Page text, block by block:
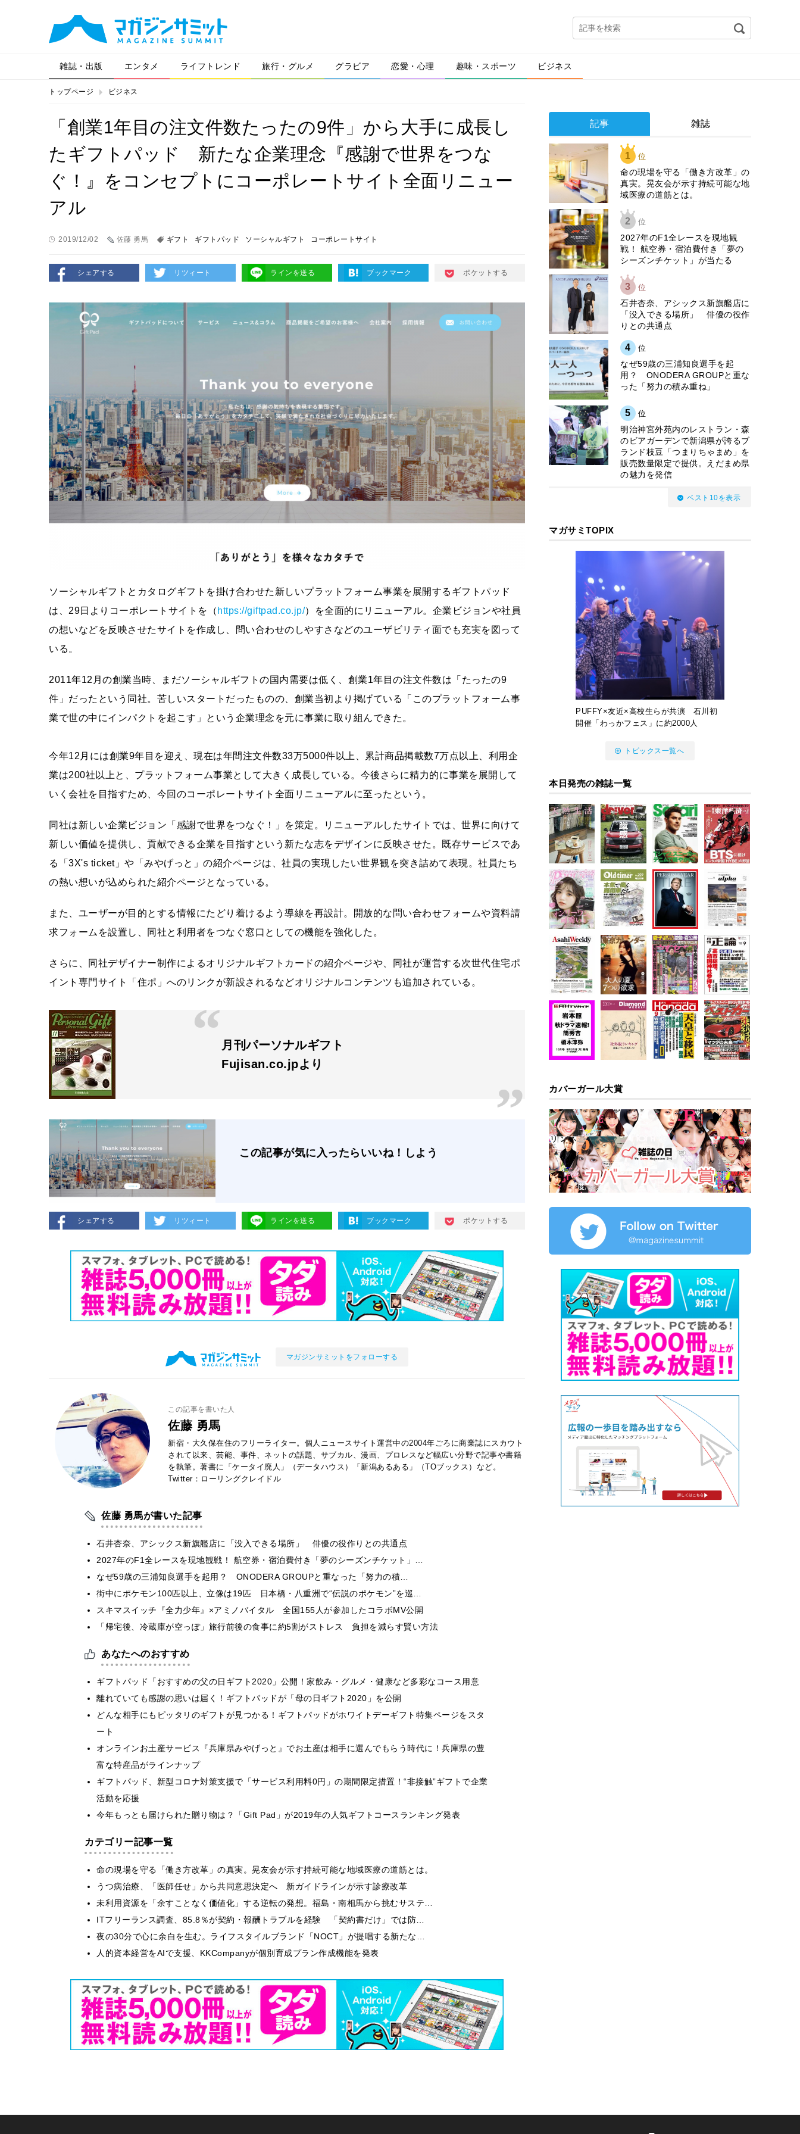
雑誌・出版 エンタメ ライフトレンド 旅行・グルメ グラビア 恋愛・心理 趣味・スポーツ ビジネス
トップページ ビジネス
「創業1年目の注文件数たったの9件」から大手に成長し
たギフトパッド 新たな企業理念『感謝で世界をつな
ぐ！』をコンセプトにコーポレートサイト全面リニュー
アル
2019/12/02 佐藤 勇馬 ギフト ギフトパッド ソーシャルギフト コーポレートサイト
シェアする リツィート ラインを送る ブックマーク ポケットする
ソーシャルギフトとカタログギフトを掛け合わせた新しいプラットフォーム事業を展開するギフトパッド
は、29日よりコーポレートサイトを（ https://giftpad.co.jp/）を全面的にリニューアル。企業ビジョンや社員
の想いなどを反映させたサイトを作成し、問い合わせのしやすさなどのユーザビリティ面でも充実を図って
いる。
2011年12月の創業当時、まだソーシャルギフトの国内需要は低く、創業1年目の注文件数は「たったの9
件」だったという同社。苦しいスタートだったものの、創業当初より掲げている「このプラットフォーム事
業で世の中にインパクトを起こす」という企業理念を元に事業に取り組んできた。
今年12月には創業9年目を迎え、現在は年間注文件数33万5000件以上、累計商品掲載数7万点以上、利用企
業は200社以上と、プラットフォーム事業として大きく成長している。今後さらに精力的に事業を展開して
いく会社を目指すため、今回のコーポレートサイト全面リニューアルに至ったという。
同社は新しい企業ビジョン「感謝で世界をつなぐ！」を策定。リニューアルしたサイトでは、世界に向けて
新しい価値を提供し、貢献できる企業を目指すという新たな志をデザインに反映させた。既存サービスであ
る「3X's ticket」や「みやげっと」の紹介ページは、社員の実現したい世界観を突き詰めて表現。社員たち
の熱い想いが込められた紹介ページとなっている。
また、ユーザーが目的とする情報にたどり着けるよう導線を再設計。開放的な問い合わせフォームや資料請
求フォームを設置し、同社と利用者をつなぐ窓口としての機能を強化した。
さらに、同社デザイナー制作によるオリジナルギフトカードの紹介ページや、同社が運営する次世代住宅ポ
イント専門サイト「住ポ」へのリンクが新設されるなどオリジナルコンテンツも追加されている。
月刊パーソナルギフト
Fujisan.co.jpより
この記事が気に入ったらいいね！しよう
シェアする リツィート ラインを送る ブックマーク ポケットする
マガジンサミットをフォローする
この記事を書いた人
佐藤 勇馬
新宿・大久保在住のフリーライター。個人ニュースサイト運営中の2004年ごろに商業誌にスカウト
されて以来、芸能、事件、ネットの話題、サブカル、漫画、プロレスなど幅広い分野で記事や書籍
を執筆。著書に「ケータイ廃人」（データハウス）「新潟あるある」（TOブックス）など。
Twitter：ローリングクレイドル
佐藤 勇馬が書いた記事
石井杏奈、アシックス新旗艦店に「没入できる場所」 俳優の役作りとの共通点
2027年のF1全レースを現地観戦！ 航空券・宿泊費付き「夢のシーズンチケット」…
なぜ59歳の三浦知良選手を起用？ ONODERA GROUPと重なった「努力の積…
街中にポケモン100匹以上、立像は19匹 日本橋・八重洲で“伝説のポケモン”を巡…
スキマスイッチ『全力少年』×アミノバイタル 全国155人が参加したコラボMV公開
「帰宅後、冷蔵庫が空っぽ」旅行前後の食事に約5割がストレス 負担を減らす賢い方法
あなたへのおすすめ
ギフトパッド「おすすめの父の日ギフト2020」公開！家飲み・グルメ・健康など多彩なコース用意
離れていても感謝の思いは届く！ギフトパッドが「母の日ギフト2020」を公開
どんな相手にもピッタリのギフトが見つかる！ギフトパッドがホワイトデーギフト特集ページをスタ
ート
オンラインお土産サービス『兵庫県みやげっと』でお土産は相手に選んでもらう時代に！兵庫県の豊
富な特産品がラインナップ
ギフトパッド、新型コロナ対策支援で「サービス利用料0円」の期間限定措置！“非接触”ギフトで企業
活動を応援
今年もっとも届けられた贈り物は？「Gift Pad」が2019年の人気ギフトコースランキング発表
カテゴリー記事一覧
​命の現場を守る「働き方改革」の真実。晃友会が示す持続可能な地域医療の道筋とは。
うつ病治療、「医師任せ」から共同意思決定へ 新ガイドラインが示す診療改革
​​未利用資源を「余すことなく価値化」する逆転の発想。福島・南相馬から挑むサステ…
ITフリーランス調査、85.8％が契約・報酬トラブルを経験 「契約書だけ」では防…
​夜の30分で心に余白を生む。ライフスタイルブランド「NOCT」が提唱する新たな…
人的資本経営をAIで支援、KKCompanyが個別育成プラン作成機能を発表
記事 雑誌
1 位
​命の現場を守る「働き方改革」の
真実。晃友会が示す持続可能な地
域医療の道筋とは。
2 位
2027年のF1全レースを現地観
戦！ 航空券・宿泊費付き「夢の
シーズンチケット」が当たる
3 位
石井杏奈、アシックス新旗艦店に
「没入できる場所」 俳優の役作
りとの共通点
4 位
なぜ59歳の三浦知良選手を起
用？ ONODERA GROUPと重な
った「努力の積み重ね」
5 位
明治神宮外苑内のレストラン・森
のビアガーデンで新潟県が誇るブ
ランド枝豆「つまりちゃまめ」を
販売数量限定で提供。えだまめ県
の魅力を発信
ベスト10を表示
マガサミTOPIX
PUFFY×友近×高校生らが共演 石川初
開催「わっかフェス」に約2000人
トピックス一覧へ
本日発売の雑誌一覧
カバーガール大賞